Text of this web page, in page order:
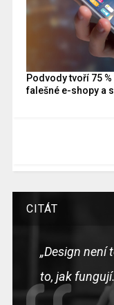
Podvody tvoří 75
falešné e-shopy a
CITÁT
„Design není
to, jak